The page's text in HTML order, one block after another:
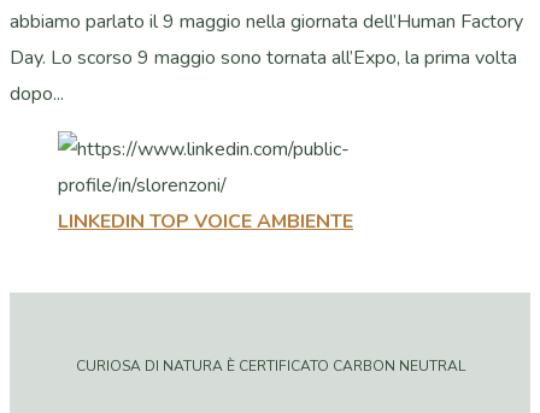
abbiamo parlato il 9 maggio nella giornata dell’Human Factory
Day. Lo scorso 9 maggio sono tornata all’Expo, la prima volta
dopo...
LINKEDIN TOP VOICE AMBIENTE
CURIOSA DI NATURA È CERTIFICATO CARBON NEUTRAL